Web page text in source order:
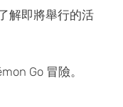
解即將舉行的活
Go 冒險。